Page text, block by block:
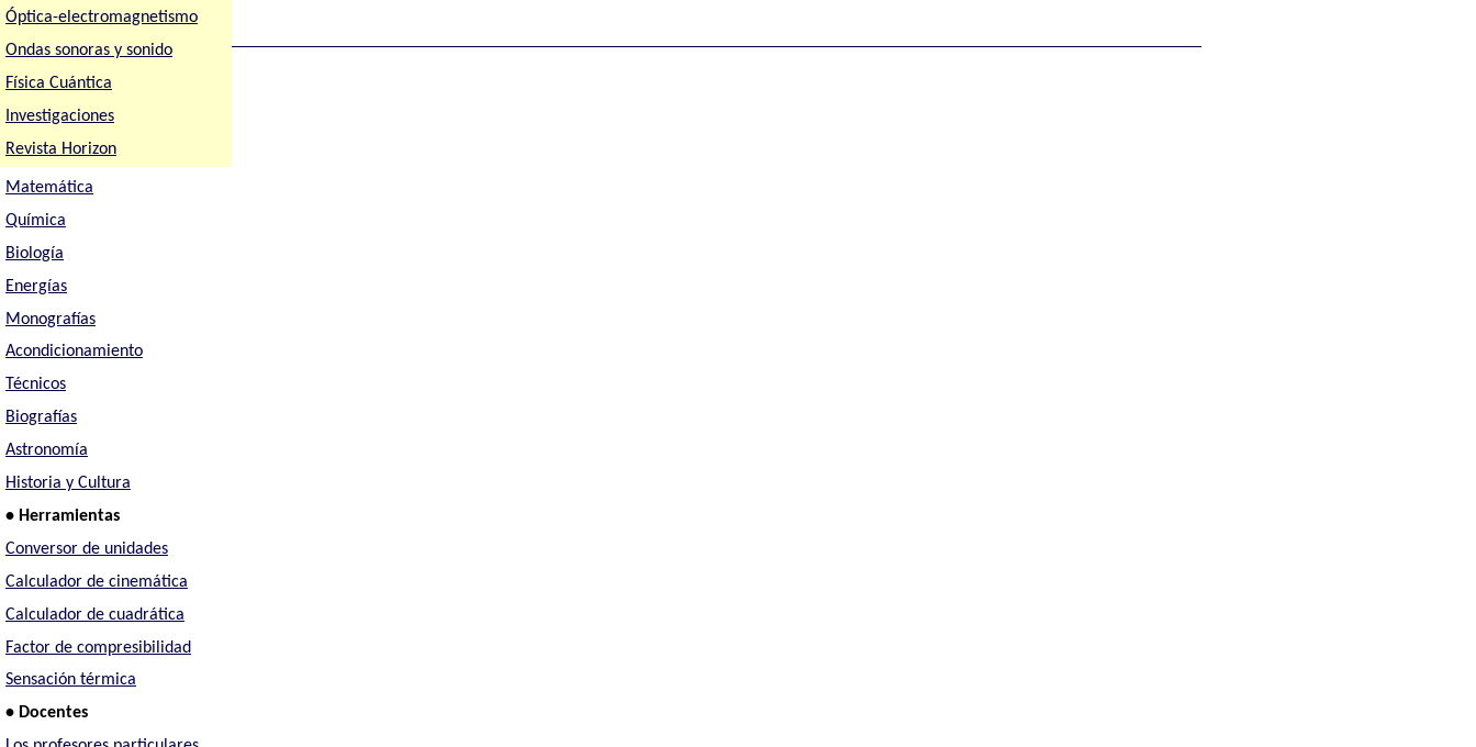
Óptica-electromagnetismo
Ondas sonoras y sonido
Física Cuántica
Investigaciones
Revista Horizon
Matemática
Química
Biología
Energías
Monografías
Acondicionamiento
Técnicos
Biografías
Astronomía
Historia y Cultura
• Herramientas
Conversor de unidades
Calculador de cinemática
Calculador de cuadrática
Factor de compresibilidad
Sensación térmica
• Docentes